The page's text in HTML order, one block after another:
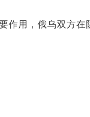
作用，俄乌双方